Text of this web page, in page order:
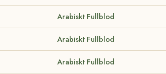
Arabiskt Fullblod
Arabiskt Fullblod
Arabiskt Fullblod